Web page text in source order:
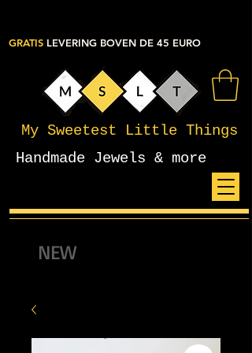
My Sweetest Little Things
Handmade Jewels & more
GRATIS LEVERING BOVEN DE 45 EURO
NEW